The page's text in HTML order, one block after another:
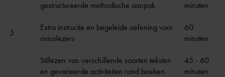
5
gestructureerde methodische aanpak
Extra instructie en begeleide oefening voor
risicolezers
Stillezen van verschillende soorten teksten
en gevarieerde activiteiten rond boeken
minuten
60
minuten
45 - 60
minuten